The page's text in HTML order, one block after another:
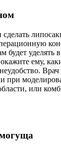
будет уделять
ему,
Врач
при
или